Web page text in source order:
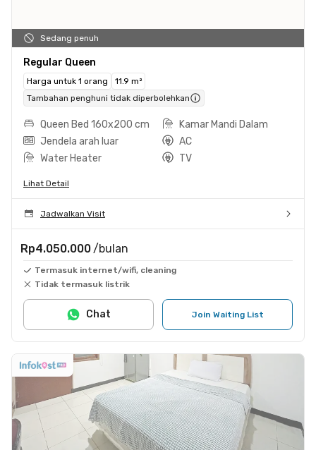
Sedang penuh
Regular Queen
Harga untuk 1 orang
11.9 m²
Tambahan penghuni tidak diperbolehkan
Queen Bed 160x200 cm
Kamar Mandi Dalam
Jendela arah luar
AC
Water Heater
TV
Lihat Detail
Jadwalkan Visit
Rp4.050.000 /bulan
Termasuk internet/wifi, cleaning
Tidak termasuk listrik
Join Waiting List
Chat